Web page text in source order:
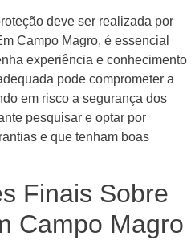
deve ser realizada por
Campo Magro, é essencial
experiência e conhecimento
pode comprometer a
em risco a segurança dos
pesquisar e optar por
e que tenham boas
Finais Sobre
Campo Magro